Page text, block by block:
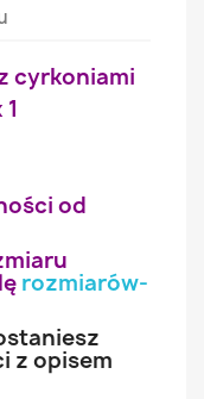
cyrkoniami
od
rozmiarów-
z opisem